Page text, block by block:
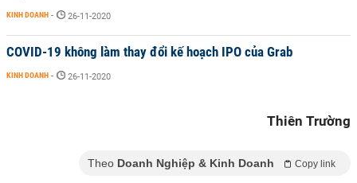
KINH DOANH - 26-11-2020
COVID-19 không làm thay đổi kế hoạch IPO của Grab
KINH DOANH - 26-11-2020
Thiên Trường
Theo Doanh Nghiệp & Kinh Doanh Copy link